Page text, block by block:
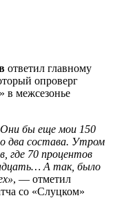
ответил главному
опроверг
в межсезонье
бы еще мои 150
два состава. Утром
где 70 процентов
А так, было
, — отметил
со «Слуцком»